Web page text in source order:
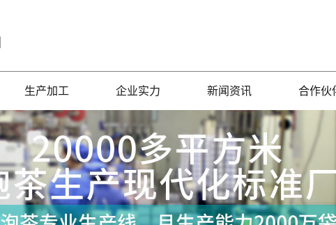
生产加工 企业实力 新闻资讯 合作伙